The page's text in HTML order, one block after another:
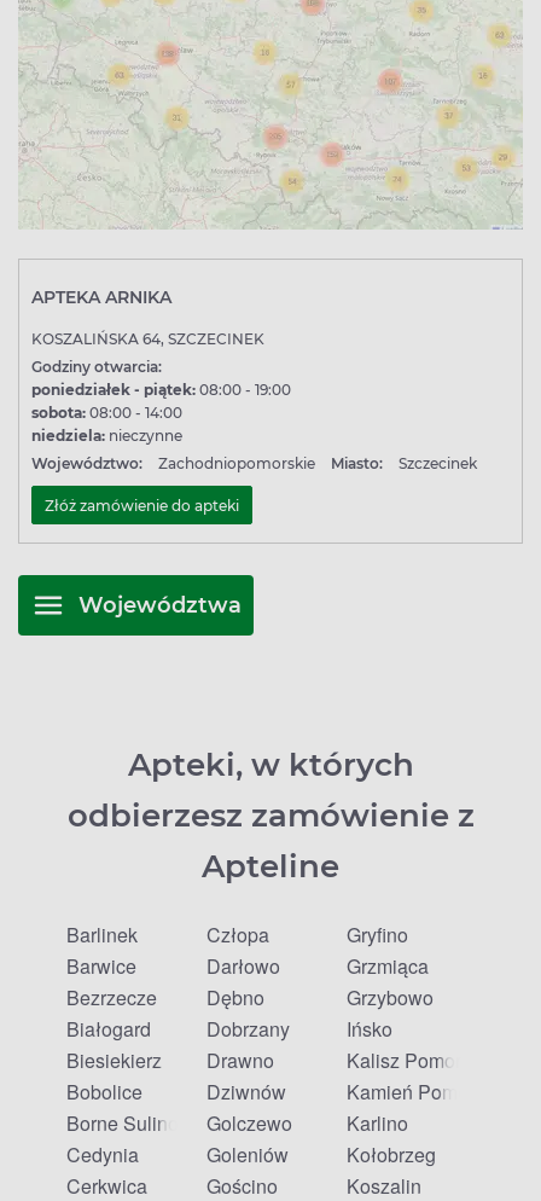
APTEKA ARNIKA
KOSZALIŃSKA 64, SZCZECINEK
Godziny otwarcia:
poniedziałek - piątek: 08:00 - 19:00
sobota: 08:00 - 14:00
niedziela: nieczynne
Województwo:
Zachodniopomorskie Miasto: Szczecinek
Złóż zamówienie do apteki
Województwa
Apteki, w których
odbierzesz zamówienie z
Apteline
Barlinek
Barwice
Bezrzecze
Białogard
Biesiekierz
Bobolice
Borne Sulinowo
Cedynia
Cerkwica
Człopa
Darłowo
Dębno
Dobrzany
Drawno
Dziwnów
Golczewo
Goleniów
Gościno
Gryfino
Grzmiąca
Grzybowo
Ińsko
Kalisz Pomorski
Kamień Pomorski
Karlino
Kołobrzeg
Koszalin